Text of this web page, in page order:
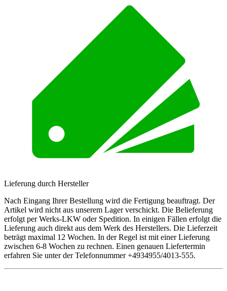
Lieferung durch Hersteller
Nach Eingang Ihrer Bestellung wird die Fertigung beauftragt. Der
Artikel wird nicht aus unserem Lager verschickt. Die Belieferung
erfolgt per Werks-LKW oder Spedition. In einigen Fällen erfolgt die
Lieferung auch direkt aus dem Werk des Herstellers. Die Lieferzeit
beträgt maximal 12 Wochen. In der Regel ist mit einer Lieferung
zwischen 6-8 Wochen zu rechnen. Einen genauen Liefertermin
erfahren Sie unter der Telefonnummer +4934955/4013-555.